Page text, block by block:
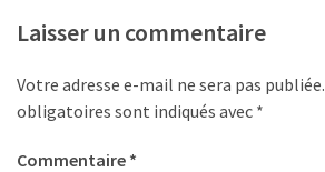
Laisser un commentaire
Votre adresse e-mail ne sera pas publiée.
obligatoires sont indiqués avec *
Commentaire *